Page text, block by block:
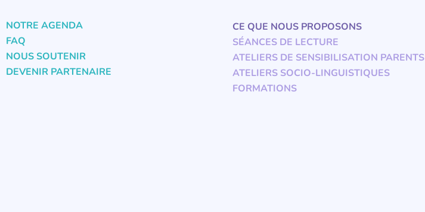
NOTRE AGENDA
FAQ
NOUS SOUTENIR
DEVENIR PARTENAIRE
CE QUE NOUS PROPOSONS
SÉANCES DE LECTURE
ATELIERS DE SENSIBILISATION PARENTS
ATELIERS SOCIO-LINGUISTIQUES
FORMATIONS